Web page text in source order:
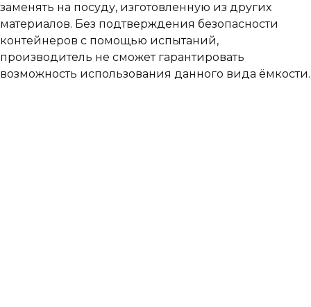
заменять на посуду, изготовленную из других
материалов. Без подтверждения безопасности
контейнеров с помощью испытаний,
производитель не сможет гарантировать
возможность использования данного вида ёмкости.